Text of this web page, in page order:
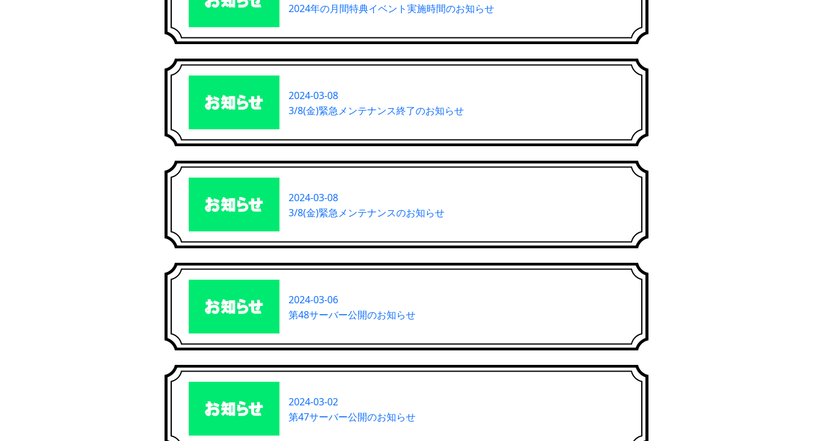
2024年の月間特典イベント実施時間のお知らせ
2024-03-08
3/8(金)緊急メンテナンス終了のお知らせ
2024-03-08
3/8(金)緊急メンテナンスのお知らせ
2024-03-06
第48サーバー公開のお知らせ
2024-03-02
第47サーバー公開のお知らせ